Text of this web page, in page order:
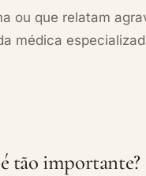
ou que relatam
médica
tão importante?